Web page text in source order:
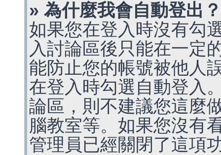
» 為什麼我會自動登出？
如果您在登入時沒有勾
入討論區後只能在一定
能防止您的帳號被他人
在登入時勾選自動登入
論區，則不建議您這麼
腦教室等。如果您沒有
管理員已經關閉了這項